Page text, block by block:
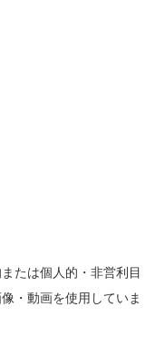
たは個人的・非営利目
・動画を使用していま